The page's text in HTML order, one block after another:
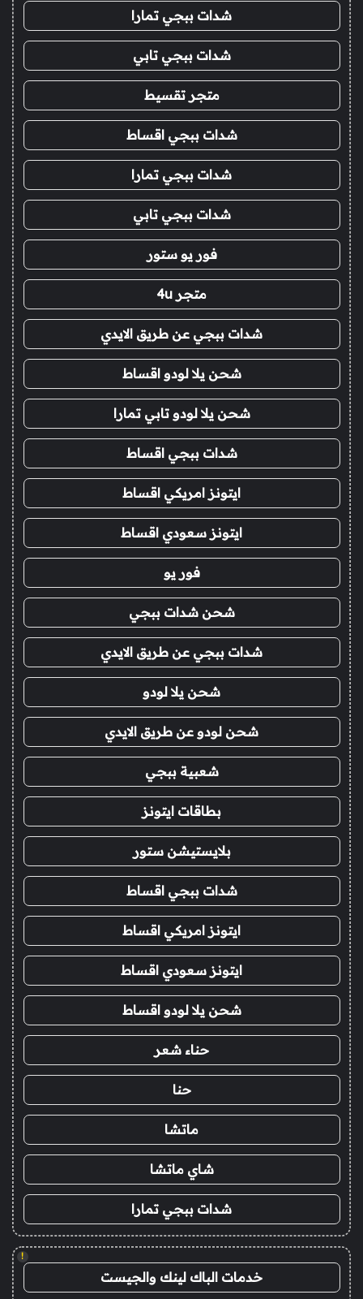
شدات ببجي تمارا
شدات ببجي تابي
متجر تقسيط
شدات ببجي اقساط
شدات ببجي تمارا
شدات ببجي تابي
فور يو ستور
متجر 4u
شدات ببجي عن طريق الايدي
شحن يلا لودو اقساط
شحن يلا لودو تابي تمارا
شدات ببجي اقساط
ايتونز امريكي اقساط
ايتونز سعودي اقساط
فور يو
شحن شدات ببجي
شدات ببجي عن طريق الايدي
شحن يلا لودو
شحن لودو عن طريق الايدي
شعبية ببجي
بطاقات ايتونز
بلايستيشن ستور
شدات ببجي اقساط
ايتونز امريكي اقساط
ايتونز سعودي اقساط
شحن يلا لودو اقساط
حناء شعر
حنا
ماتشا
شاي ماتشا
شدات ببجي تمارا
!
خدمات الباك لينك والجيست